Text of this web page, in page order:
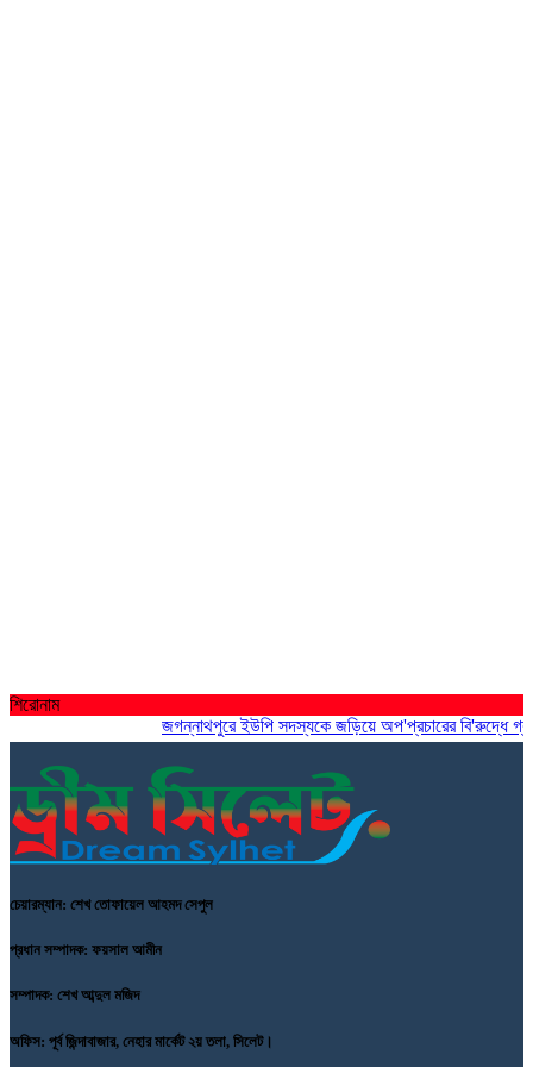
শিরোনাম
জগন্নাথপুরে ইউপি সদস্যকে জড়িয়ে অপ'প্রচারের বি'রুদ্ধে
চেয়ারম্যান: শেখ তোফায়েল আহমদ সেপুল
প্রধান সম্পাদক: ফয়সাল আমীন
সম্পাদক: শেখ আব্দুল মজিদ
অফিস: পূর্ব জিন্দাবাজার, নেহার মার্কেট ২য় তলা, সিলেট।